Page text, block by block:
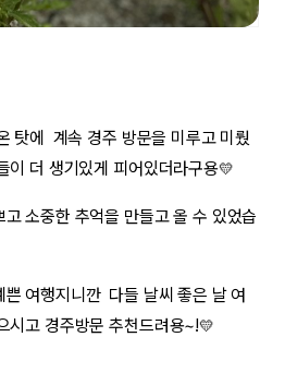
탓에 계속 경주 방문을 미루고 미뤘
이 더 생기있게 피어있더라구용💛
소중한 추억을 만들고 올 수 있었습
쁜 여행지니깐 다들 날씨 좋은 날 여
시고 경주방문 추천드려용~!💛